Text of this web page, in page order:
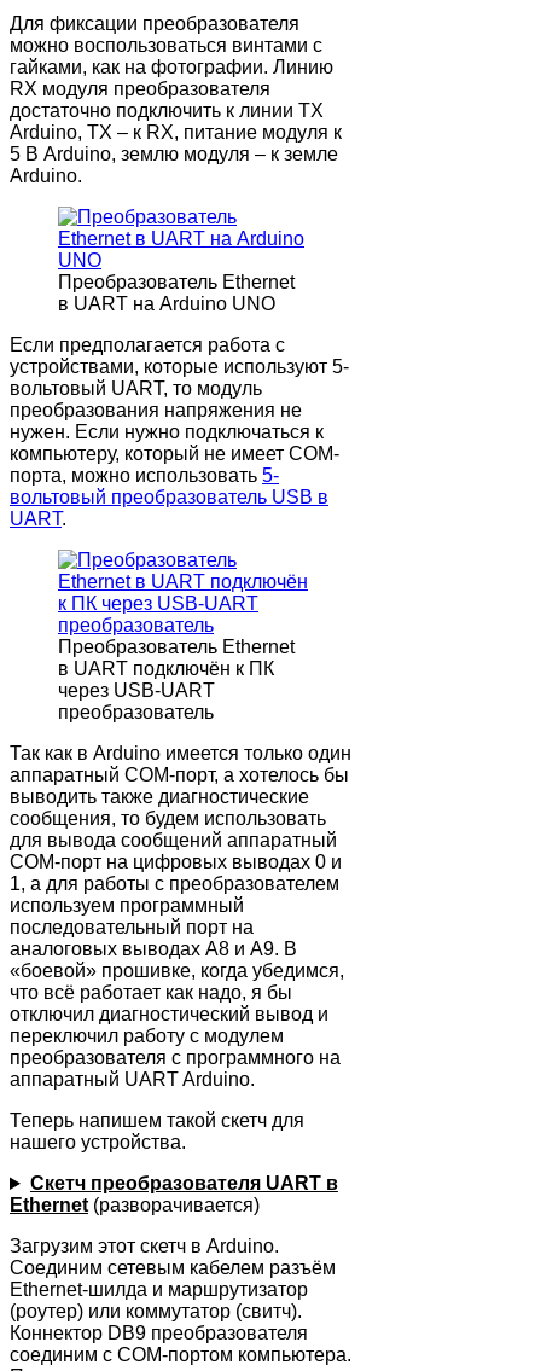
Для фиксации преобразователя
можно воспользоваться винтами с
гайками, как на фотографии. Линию
RX модуля преобразователя
достаточно подключить к линии TX
Arduino, TX – к RX, питание модуля к
5 В Arduino, землю модуля – к земле
Arduino.
Преобразователь Ethernet
в UART на Arduino UNO
Если предполагается работа с
устройствами, которые используют 5-
вольтовый UART, то модуль
преобразования напряжения не
нужен. Если нужно подключаться к
компьютеру, который не имеет COM-
порта, можно использовать 5-
вольтовый преобразователь USB в
UART.
Преобразователь Ethernet
в UART подключён к ПК
через USB-UART
преобразователь
Так как в Arduino имеется только один
аппаратный COM-порт, а хотелось бы
выводить также диагностические
сообщения, то будем использовать
для вывода сообщений аппаратный
COM-порт на цифровых выводах 0 и
1, а для работы с преобразователем
используем программный
последовательный порт на
аналоговых выводах A8 и A9. В
«боевой» прошивке, когда убедимся,
что всё работает как надо, я бы
отключил диагностический вывод и
переключил работу с модулем
преобразователя с программного на
аппаратный UART Arduino.
Теперь напишем такой скетч для
нашего устройства.
Скетч преобразователя UART в
Ethernet (разворачивается)
Загрузим этот скетч в Arduino.
Соединим сетевым кабелем разъём
Ethernet-шилда и маршрутизатор
(роутер) или коммутатор (свитч).
Коннектор DB9 преобразователя
соединим с COM-портом компьютера.